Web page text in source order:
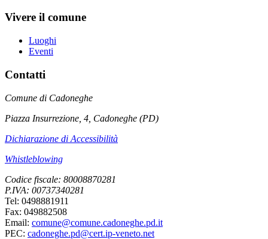
Vivere il comune
Luoghi
Eventi
Contatti
Comune di Cadoneghe
Piazza Insurrezione, 4, Cadoneghe (PD)
Dichiarazione di Accessibilità
Whistleblowing
Codice fiscale: 80008870281
P.IVA: 00737340281
Tel: 0498881911
Fax: 049882508
Email: comune@comune.cadoneghe.pd.it
PEC: cadoneghe.pd@cert.ip-veneto.net